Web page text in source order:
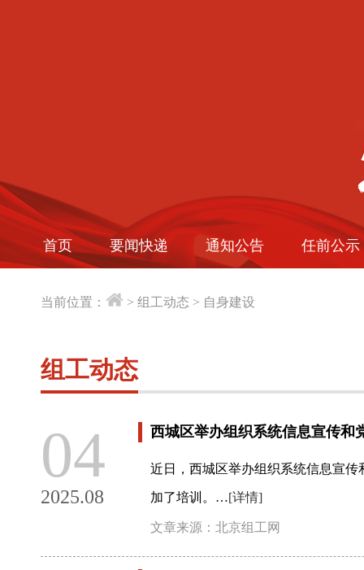
首页 要闻快递 通知公告 任前公示
当前位置： > 组工动态 > 自身建设
组工动态
04
2025.08
西城区举办组织系统信息宣传和
近日，西城区举办组织系统信息宣
加了培训。…[详情]
文章来源：北京组工网